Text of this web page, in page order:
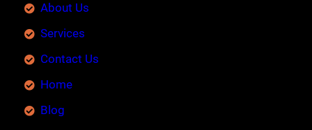
About Us
Services
Contact Us
Home
Blog